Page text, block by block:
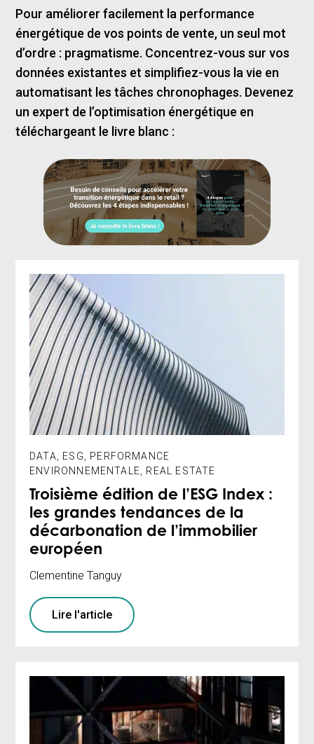
Pour améliorer facilement la performance
énergétique de vos points de vente, un seul mot
d’ordre : pragmatisme. Concentrez-vous sur vos
données existantes et simplifiez-vous la vie en
automatisant les tâches chronophages. Devenez
un expert de l’optimisation énergétique en
téléchargeant le livre blanc :
DATA ESG
PERFORMANCE
ENVIRONNEMENTALE
REAL ESTATE
Troisième édition de l’ESG Index :
les grandes tendances de la
décarbonation de l’immobilier
européen
Clementine Tanguy
Lire l'article